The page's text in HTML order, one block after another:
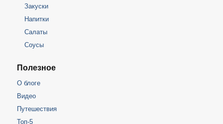
Закуски
Напитки
Салаты
Соусы
Полезное
О блоге
Видео
Путешествия
Топ-5